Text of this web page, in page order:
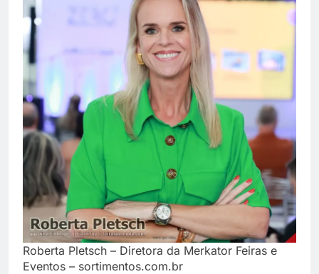
Roberta Pletsch – Diretora da Merkator Feiras e
Eventos – sortimentos.com.br